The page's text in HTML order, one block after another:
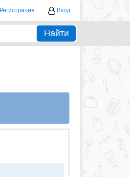
Регистрация Вход
Найти